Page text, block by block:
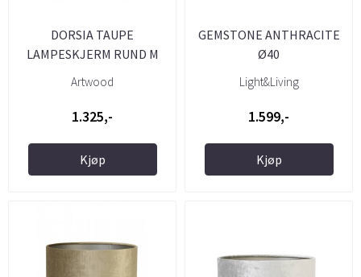
DORSIA TAUPE
LAMPESKJERM RUND M
Artwood
1.325,-
Kjøp
GEMSTONE ANTHRACITE
Ø40
Light&Living
1.599,-
Kjøp